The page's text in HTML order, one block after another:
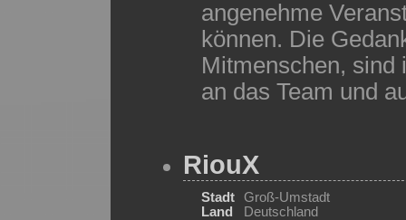
angenehme
können. Die
Mitmenschen, sind
an das Team und
RiouX
Stadt
Groß-Umstadt
Land
Deutschland